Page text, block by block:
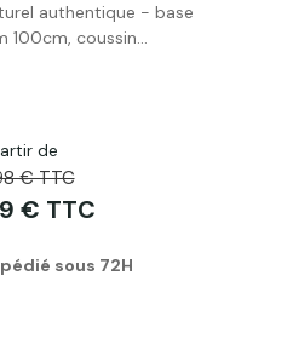
authentique - base
100cm, coussin...
de
€ TTC
€ TTC
sous 72H